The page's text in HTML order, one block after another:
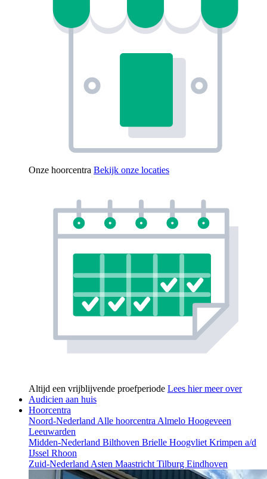
Onze hoorcentra Bekijk onze locaties
Altijd een vrijblijvende proefperiode Lees hier meer over
Audicien aan huis
Hoorcentra
Noord-NederlandAlle hoorcentraAlmelo Hoogeveen
Leeuwarden
Midden-Nederland Bilthoven Brielle HoogvlietKrimpen a/d
IJssel Rhoon
Zuid-NederlandAsten MaastrichtTilburg Eindhoven